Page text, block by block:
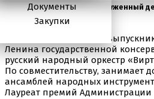
Документы
Закупки
Народный артист РФ, Заслуженный
Анатолий Яковлевич -
Ленина государственной
русский народный оркестр
По совместительству, занимает
ансамблей народных
Лауреат премий Администрации